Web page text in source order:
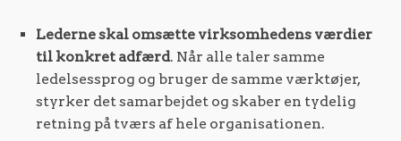
Lederne skal omsætte virksomhedens værdier
til konkret adfærd. Når alle taler samme
ledelsessprog og bruger de samme værktøjer,
styrker det samarbejdet og skaber en tydelig
retning på tværs af hele organisationen.